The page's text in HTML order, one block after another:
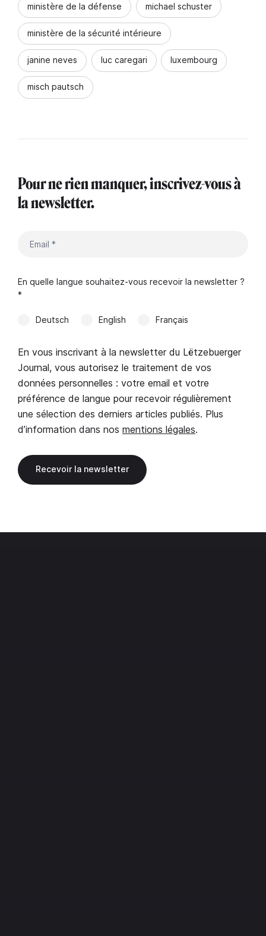
ministère de la défense michael schuster
ministère de la sécurité intérieure
janine neves luc caregari luxembourg
misch pautsch
Pour ne rien manquer, inscrivez-vous à
la newsletter.
En quelle langue souhaitez-vous recevoir la newsletter ?
*
Deutsch English Français
En vous inscrivant à la newsletter du Lëtzebuerger
Journal, vous autorisez le traitement de vos
données personnelles : votre email et votre
préférence de langue pour recevoir régulièrement
une sélection des derniers articles publiés. Plus
d’information dans nos mentions légales.